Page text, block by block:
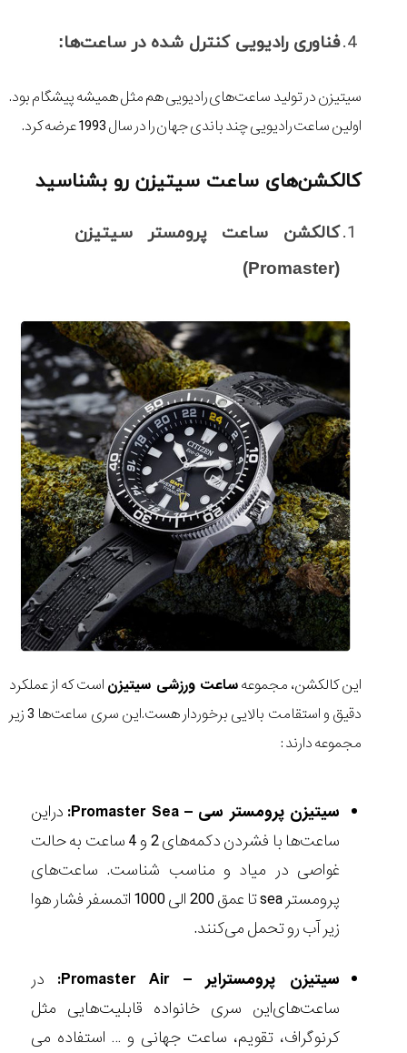
فناوری رادیویی کنترل شده در ساعت‌ها:
سیتیزن در تولید ساعت‌های رادیویی هم مثل همیشه پیشگام بود.
اولین ساعت رادیویی چند باندی جهان را در سال 1993 عرضه کرد.
کالکشن‌های ساعت سیتیزن رو بشناسید
کالکشن ساعت پرومستر سیتیزن
(Promaster)
این کالکشن، مجموعهساعت ورزشی سیتیزن است که از عملکرد
دقیق و استقامت بالایی برخوردار هست.‌این سری ساعت‌ها 3 زیر
مجموعه دارند :
سیتیزن پرومستر سی – Promaster Sea:
در‌این
ساعت‌ها با فشردن دکمه‌های 2 و 4 ساعت به حالت
غواصی در میاد و مناسب شناست. ساعت‌های
پرومستر sea تا عمق 200 الی 1000 اتمسفر فشار هوا
زیر آب رو تحمل می‌کنند.
سیتیزن پرومستر‌ایر – Promaster Air:
در
ساعت‌های‌این سری خانواده قابلیت‌هایی مثل
کرنوگراف، تقویم، ساعت جهانی و … استفاده می‌